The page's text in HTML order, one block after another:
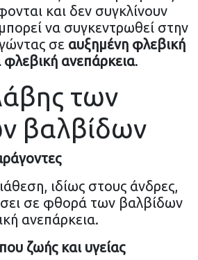
και δεν συγκλίνουν
να συγκεντρωθεί στην
σε αυξημένη φλεβική
φλεβική ανεπάρκεια.
των
βαλβίδων
ιδίως στους άνδρες,
σε φθορά των βαλβίδων
ανεπάρκεια.
ζωής και υγείας